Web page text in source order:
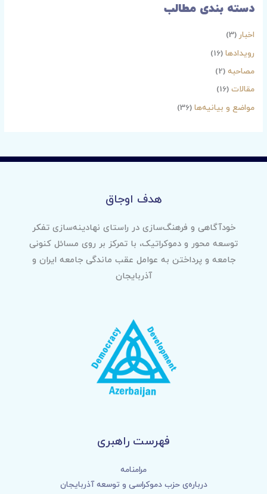
دسته بندی مطالب
اخبار (3)
رویدادها (16)
مصاحبه (2)
مقالات (16)
مواضع و بیانیه‌ها (36)
هدف اوجاق
خودآگاهی و فرهنگ‌سازی در راستای نهادینه‌سازی تفکر
توسعه محور و دموکراتیک، با تمرکز بر روی مسائل کنونی
جامعه و پرداختن به عوامل عقب ماندگی جامعه ایران و
آذربایجان
فهرست راهبری
مرامنامه
درباره‌ی حزب دموکراسی و توسعه آذربایجان